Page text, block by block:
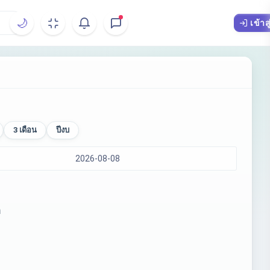
🌙 เข้า
3 เดือน ปีงบ